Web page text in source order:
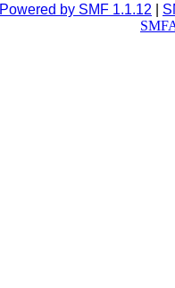
Powered by SMF 1.1.12